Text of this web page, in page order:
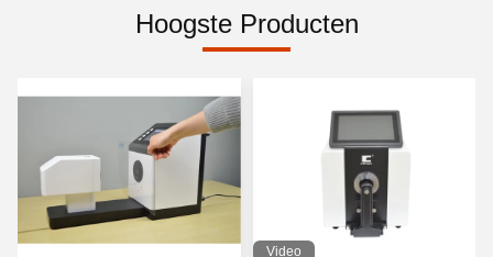
Hoogste Producten
Video